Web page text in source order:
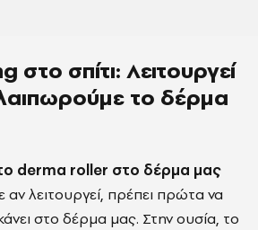
στο σπίτι: Λειτουργεί
το δέρμα
το derma roller στο δέρμα μας
αν λειτουργεί, πρέπει πρώτα να
στο δέρμα μας. Στην ουσία, το